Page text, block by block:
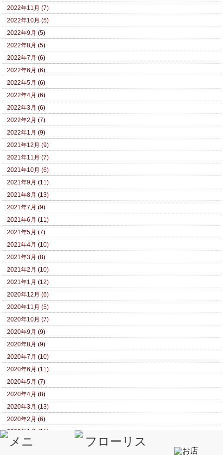
2022年11月 (7)
2022年10月 (5)
2022年9月 (5)
2022年8月 (5)
2022年7月 (6)
2022年6月 (6)
2022年5月 (6)
2022年4月 (6)
2022年3月 (6)
2022年2月 (7)
2022年1月 (9)
2021年12月 (9)
2021年11月 (7)
2021年10月 (6)
2021年9月 (11)
2021年8月 (13)
2021年7月 (9)
2021年6月 (11)
2021年5月 (7)
2021年4月 (10)
2021年3月 (8)
2021年2月 (10)
2021年1月 (12)
2020年12月 (6)
2020年11月 (5)
2020年10月 (7)
2020年9月 (9)
2020年8月 (9)
2020年7月 (10)
2020年6月 (11)
2020年5月 (7)
2020年4月 (8)
2020年3月 (13)
2020年2月 (6)
2020年1月 (11)
2019年12月 (9)